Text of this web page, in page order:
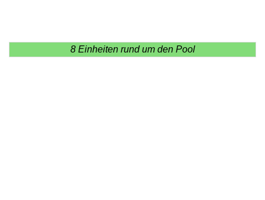
8 Einheiten rund um den Pool